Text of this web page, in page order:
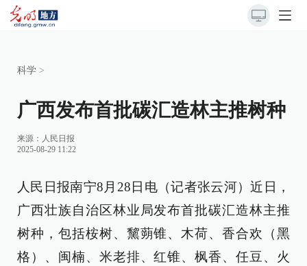
科学 >
广西发布首批碳汇造林主推树种
来源： 人民日报
2025-08-29 11:22
人民日报南宁8月28日电（记者张云河）近日，
广西壮族自治区林业局发布首批碳汇造林主推
树种，包括桉树、黧蒴锥、木荷、香合欢（黑
格）、闽楠、米老排、红锥、枫香、任豆、火